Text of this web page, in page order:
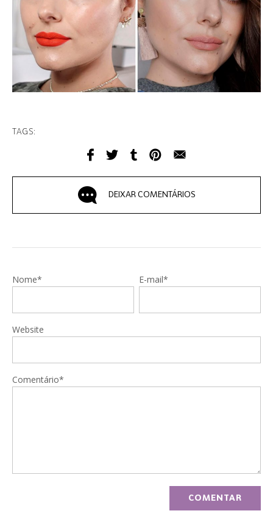
TAGS:
DEIXAR COMENTÁRIOS
Nome* E-mail*
Website
Comentário*